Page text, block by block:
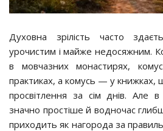
Духовна зрілість часто
урочистим і майже недосяжним.
в мовчазних монастирях,
практиках, а комусь — у книжках,
просвітлення за сім днів. Але
значно простіше й водночас
приходить як нагорода за